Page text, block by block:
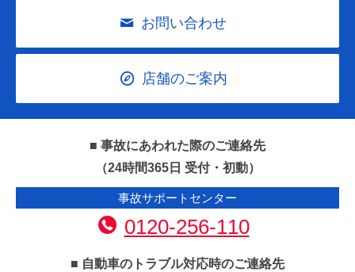
お問い合わせ
店舗のご案内
■ 事故にあわれた際のご連絡先
（24時間365日 受付・初動）
事故サポートセンター
0120-256-110
■ 自動車のトラブル対応時のご連絡先